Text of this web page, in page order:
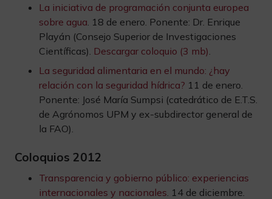
La iniciativa de programación conjunta europea
sobre agua . 18 de enero. Ponente: Dr. Enrique
Playán (Consejo Superior de Investigaciones
Científicas). Descargar coloquio (3 mb)
La seguridad alimentaria en el mundo: ¿hay
relación con la seguridad hídrica? 11 de enero.
Ponente: José María Sumpsi (catedrático de E.T.S.
de Agrónomos UPM y ex-subdirector general de
la FAO).
Coloquios 2012
Transparencia y gobierno público: experiencias
internacionales y nacionales . 14 de diciembre.